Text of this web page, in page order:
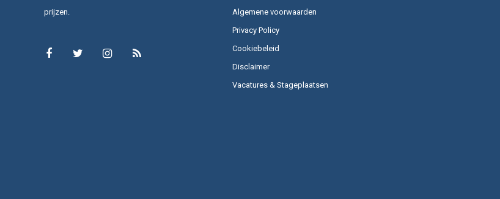
prijzen.
Algemene voorwaarden
Privacy Policy
Cookiebeleid
Disclaimer
Vacatures & Stageplaatsen